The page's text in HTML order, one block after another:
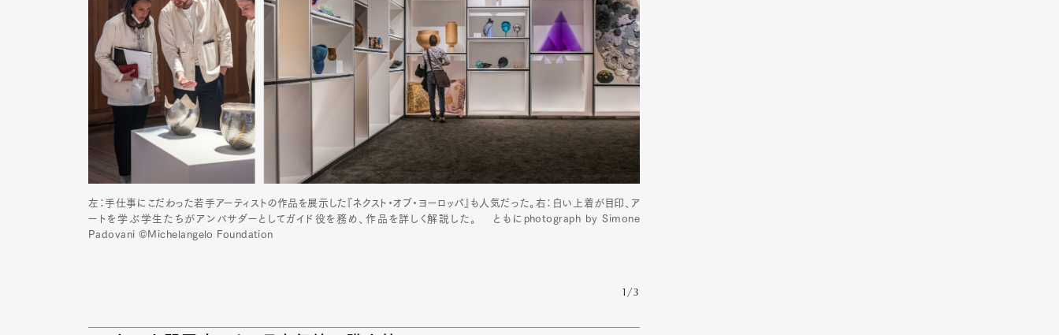
Pen Membership Magazine Official Columnist
Pen international Pen tw
左：手仕事にこだわった若手アーティストの作品を展示した『ネクスト・オブ・ヨーロッパ』も人気だった。右：白い上着が目印、ア
ートを学ぶ学生たちがアンバサダーとしてガイド役を務め、作品を詳しく解説した。 ともにphotograph by Simone
Padovani ©Michelangelo Foundation
1/3